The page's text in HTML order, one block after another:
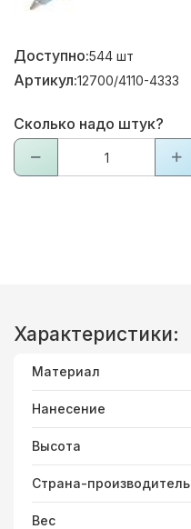
Доступно:544 шт
Артикул:12700/4110-4333
Сколько надо штук?
Характеристики:
Материал
Нанесение
Высота
Страна-производитель
Вес